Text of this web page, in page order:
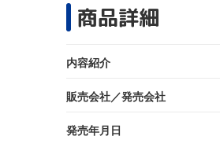
商品詳細
内容紹介
販売会社／発売会社
発売年月日